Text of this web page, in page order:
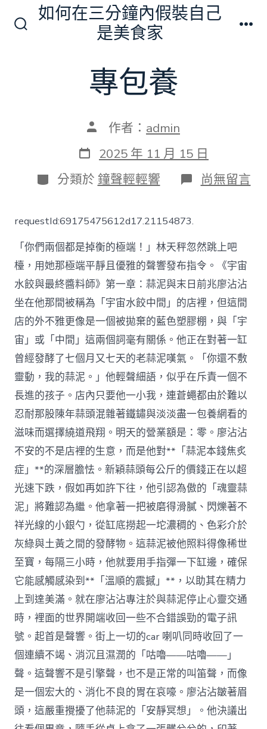
如何在三分鐘內假裝自己
是美食家
專包養
文
作
者
作者： admin
發
表
日
期
2025 年 11 月 15 日
分
類
分類於 鐘聲輕輕響 在
〈專
尚無留言
requestId:69175475612d17.21154873.
「你們兩個都是掉衡的極端！」林天秤忽然跳上吧
檯，用她那極端平靜且優雅的聲響發布指令。《宇宙
水餃與最終醬料師》第一章：蒜泥與末日前兆廖沾沾
坐在他那間被稱為「宇宙水餃中間」的店裡，但這間
店的外不雅更像是一個被拋棄的藍色塑膠棚，與「宇
宙」或「中間」這兩個詞毫有關係。他正在對著一缸
曾經發酵了七個月又七天的老蒜泥嘆氣。「你還不敷
靈動，我的蒜泥。」他輕聲細語，似乎在斥責一個不
長進的孩子。店內只要他一小我，連蒼蠅都由於難以
忍耐那股陳年蒜頭混雜著鐵鏽與淡淡盡一包養網看的
滋味而選擇繞道飛翔。明天的營業額是：零。廖沾沾
不安的不是店裡的生意，而是他對**「蒜泥本錢焦炙
症」**的深層膽怯。新穎蒜頭每公斤的價錢正在以超
光速下跌，假如再如許下往，他引認為傲的「魂靈蒜
泥」將難認為繼。他拿著一把被磨得滑膩、閃爍著不
祥光線的小銀勺，從缸底撈起一坨濃稠的、色彩介於
灰綠與土黃之間的發酵物。這蒜泥被他照料得像稀世
至寶，每隔三小時，他就要用手指彈一下缸邊，確保
它能感觸感染到**「溫順的震撼」**，以助其在精力
上到達美滿。就在廖沾沾專注於與蒜泥停止心靈交通
時，裡面的世界開端收回一些不合錯誤勁的電子訊
號。起首是聲響。街上一切的car 喇叭同時收回了一
個連續不竭、消沉且濕潤的「咕嚕——咕嚕——」
聲。這聲響不是引擎聲，也不是正常的叫笛聲，而像
是一個宏大的、消化不良的胃在哀嚎。廖沾沾皺著眉
頭，這嚴重攪擾了他蒜泥的「安靜冥想」。他決議出